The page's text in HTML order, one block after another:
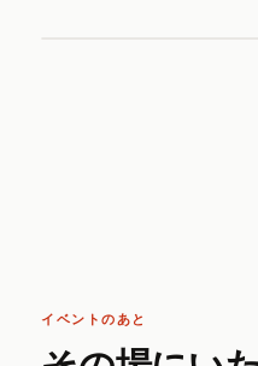
イベントのあと